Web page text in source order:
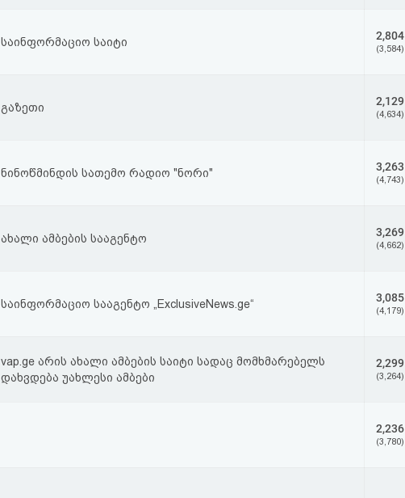
საინფორმაციო საიტი 2,804
(3,584)
გაზეთი 2,129
(4,634)
ნინოწმინდის სათემო რადიო "ნორი" 3,263
(4,743)
ახალი ამბების სააგენტო 3,269
(4,662)
საინფორმაციო სააგენტო „ExclusiveNews.ge“ 3,085
(4,179)
vap.ge არის ახალი ამბების საიტი სადაც მომხმარებელს
დახვდება უახლესი ამბები
2,299
(3,264)
2,236
(3,780)